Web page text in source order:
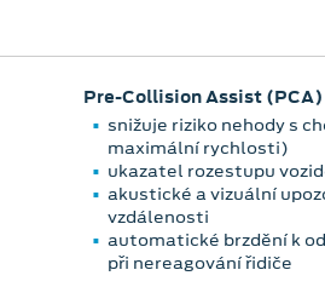
Pre-Collision Assist (PCA)
snižuje riziko nehody s
maximální rychlosti)
ukazatel rozestupu
akustické a vizuální
vzdálenosti
automatické brzdění k
při nereagování řidiče